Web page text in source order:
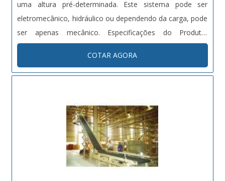
uma altura pré-determinada. Este sistema pode ser
eletromecânico, hidráulico ou dependendo da carga, pode
ser apenas mecânico. Especificações do Produto:
Capacidade da Carga: 0,1 a 200 Toneladas; Largura X
Comprimento: Conforme necessidades do cliente; Altura
de Elevação: 500 a 5.000mm;....
COTAR AGORA